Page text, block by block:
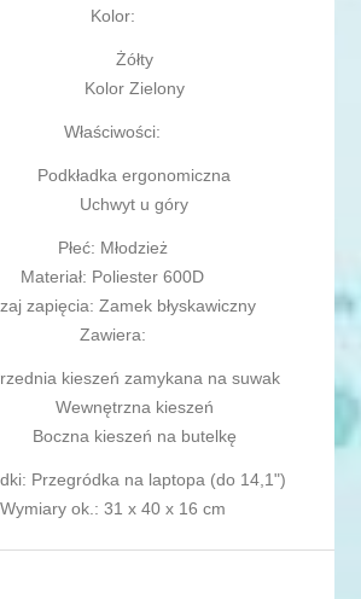
Kolor:
Żółty
Kolor Zielony
Właściwości:
Podkładka ergonomiczna
Uchwyt u góry
Płeć: Młodzież
Materiał: Poliester 600D
zapięcia: Zamek błyskawiczny
Zawiera:
kieszeń zamykana na suwak
Wewnętrzna kieszeń
Boczna kieszeń na butelkę
Przegródka na laptopa (do 14,1")
Wymiary ok.: 31 x 40 x 16 cm